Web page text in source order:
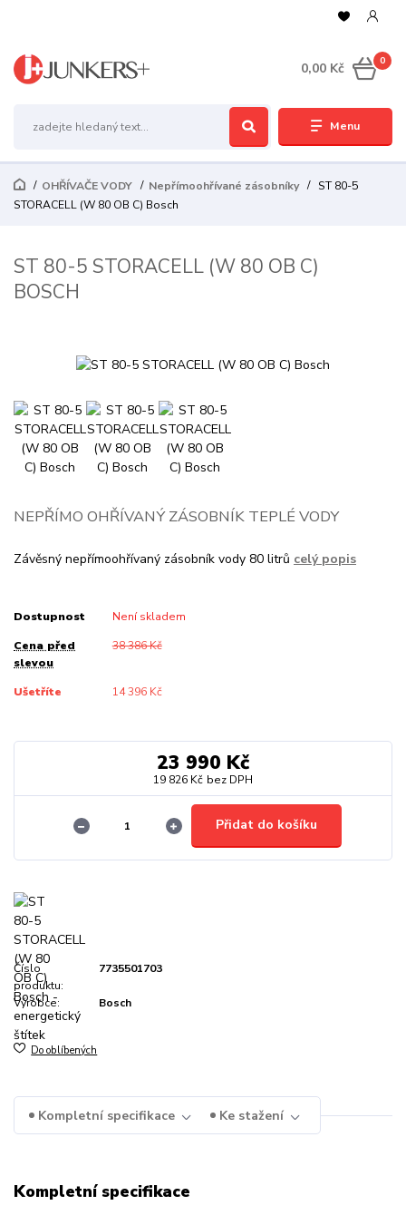
Menu
0
0,00 Kč
OHŘÍVAČE VODY Nepřímoohřívané zásobníky
ST 80-5
STORACELL (W 80 OB C) Bosch
ST 80-5 STORACELL (W 80 OB C)
BOSCH
NEPŘÍMO OHŘÍVANÝ ZÁSOBNÍK TEPLÉ VODY
Závěsný nepřímoohřívaný zásobník vody 80 litrů celý popis
Dostupnost Není skladem
Cena před
slevou
38 386 Kč
Ušetříte 14 396 Kč
23 990 Kč
19 826 Kč bez DPH
Přidat do košíku
Číslo
produktu:
7735501703
Výrobce: Bosch
Do oblíbených
Kompletní specifikace Ke stažení
Kompletní specifikace